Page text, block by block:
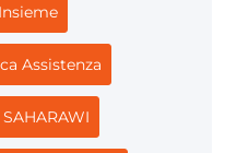
Assistenza
SAHARAWI